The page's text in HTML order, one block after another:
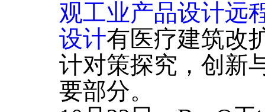
观工业产品设计远
设计有医疗建筑改
计对策探究，创新
要部分。